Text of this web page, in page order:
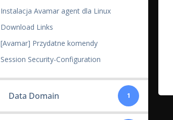
Instalacja Avamar agent dla Linux
Download Links
[Avamar] Przydatne komendy
Session Security-Configuration
Data Domain 1